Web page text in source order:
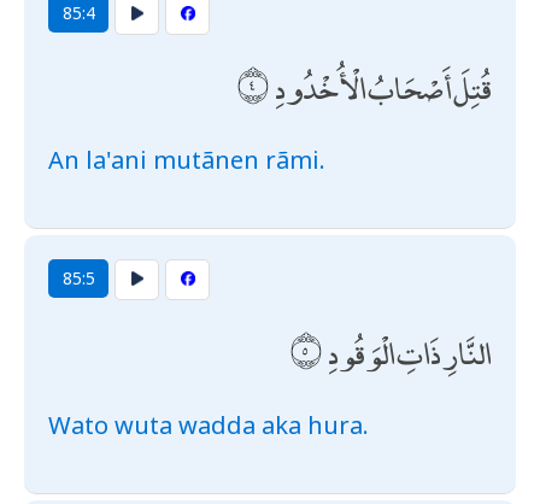
85:4
قُتِلَ أَصْحَابُ الْأُخْدُودِ
An la'ani mutãnen rãmi.
85:5
النَّارِ ذَاتِ الْوَقُودِ
Wato wuta wadda aka hura.